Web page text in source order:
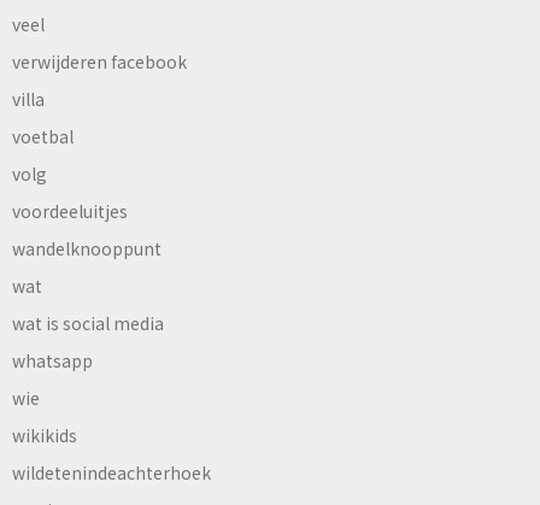
veel
verwijderen facebook
villa
voetbal
volg
voordeeluitjes
wandelknooppunt
wat
wat is social media
whatsapp
wie
wikikids
wildetenindeachterhoek